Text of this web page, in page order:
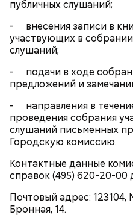
публичных слушаний;
- внесения записи в
участвующих в
слушаний;
- подачи в ходе
предложений и
- направления в
проведения собрания
слушаний письменных
Городскую комиссию.
Контактные данные
справок (495) 620-20-00
Почтовый адрес: 123104,
Бронная, 14.
Кроме того, в музейных
внутренние дверные
проведут полную
дополнительный вход за
существующего окна,
музея.